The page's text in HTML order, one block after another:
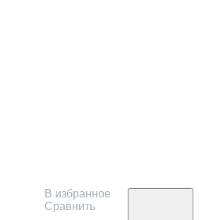
В избранное
Сравнить